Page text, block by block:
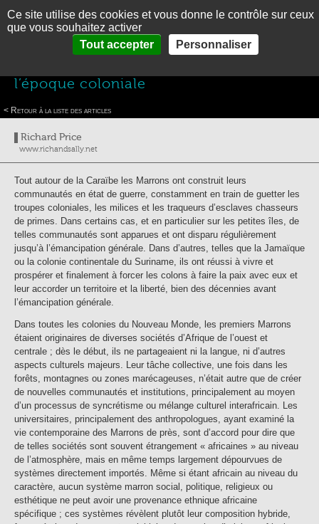
En Es MENU
LA CARAIBE EN BREF
CONTACT
Thématiques>Vagues de colonisation et de contrôle de la Caraïbe
dans la Caraïbe des plantations>La vie quotidienne des Marrons à l’époque coloniale
l’époque coloniale
< Retour à la liste des articles
Richard Price
www.richandsally.net
Tout autour de la Caraïbe les Marrons ont construit leurs
communautés en état de guerre, constamment en train de guetter les
troupes coloniales, les milices et les traqueurs d’esclaves chasseurs
de primes. Dans certains cas, et en particulier sur les petites îles, de
telles communautés sont apparues et ont disparu régulièrement
jusqu’à l’émancipation générale. Dans d’autres, telles que la Jamaïque
ou la colonie continentale du Suriname, ils ont réussi à vivre et
prospérer et finalement à forcer les colons à faire la paix avec eux et
leur accorder un territoire et la liberté, bien des décennies avant
l’émancipation générale.
Dans toutes les colonies du Nouveau Monde, les premiers Marrons
étaient originaires de diverses sociétés d’Afrique de l’ouest et
centrale ; dès le début, ils ne partageaient ni la langue, ni d’autres
aspects culturels majeurs. Leur tâche collective, une fois dans les
forêts, montagnes ou zones marécageuses, n’était autre que de créer
de nouvelles communautés et institutions, principalement au moyen
d’un processus de syncrétisme ou mélange culturel interafricain. Les
universitaires, principalement des anthropologues, ayant examiné la
vie contemporaine des Marrons de près, sont d’accord pour dire que
de telles sociétés sont souvent étrangement « africaines » au niveau
de l’atmosphère, mais en même temps largement dépourvues de
systèmes directement importés. Même si étant africain au niveau du
caractère, aucun système marron social, politique, religieux ou
esthétique ne peut avoir une provenance ethnique africaine
spécifique ; ces systèmes révèlent plutôt leur composition hybride,
Panneau de gestion des cookies
Ce site utilise des cookies et vous donne le contrôle sur ceux
que vous souhaitez activer
Tout accepter
Personnaliser